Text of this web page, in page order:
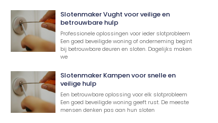
Slotenmaker Vught voor veilige en
betrouwbare hulp
Professionele oplossingen voor ieder slotprobleem
Een goed beveiligde woning of onderneming begint
bij betrouwbare deuren en sloten. Dagelijks maken
we
Slotenmaker Kampen voor snelle en
veilige hulp
Een betrouwbare oplossing voor elk slotprobleem
Een goed beveiligde woning geeft rust. De meeste
mensen denken pas aan hun sloten